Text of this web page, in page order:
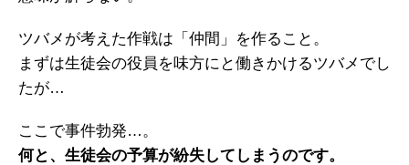
ツバメが考えた作戦は「仲間」を作ること。
まずは生徒会の役員を味方にと働きかけるツバメでし
たが…
ここで事件勃発…。
何と、生徒会の予算が紛失してしまうのです。